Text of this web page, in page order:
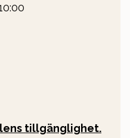
tillgänglighet.